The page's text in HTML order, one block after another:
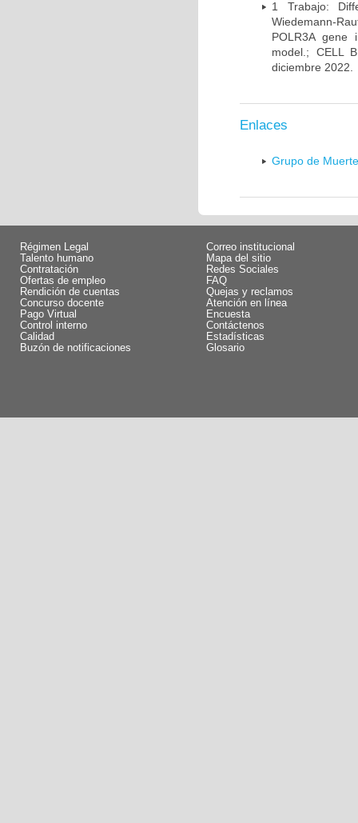
1 Trabajo:
Wiedemann-
POLR3A gene
model.; CELL
diciembre 2022.
Enlaces
Grupo de
Régimen Legal
Talento humano
Contratación
Ofertas de empleo
Rendición de cuentas
Concurso docente
Pago Virtual
Control interno
Calidad
Buzón de notificaciones
Correo institucional
Mapa del sitio
Redes Sociales
FAQ
Quejas y reclamos
Atención en línea
Encuesta
Contáctenos
Estadísticas
Glosario